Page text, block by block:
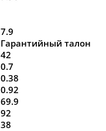
7.9
Гарантийный талон
42
0.7
0.38
0.92
69.9
92
38